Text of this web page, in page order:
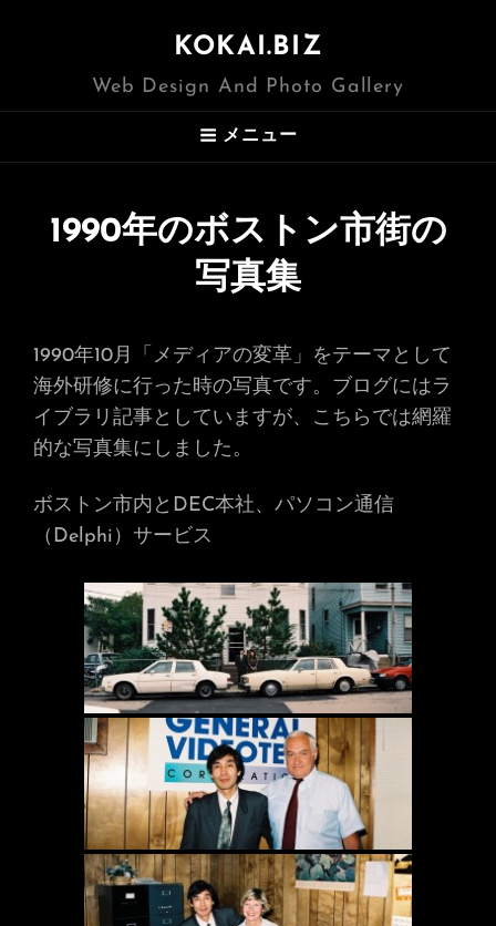
KOKAI.BIZ
Web Design And Photo Gallery
メニュー
1990年のボストン市街の
写真集
1990年10月「メディアの変革」をテーマとして
海外研修に行った時の写真です。ブログにはラ
イブラリ記事としていますが、こちらでは網羅
的な写真集にしました。
ボストン市内とDEC本社、パソコン通信
（Delphi）サービス